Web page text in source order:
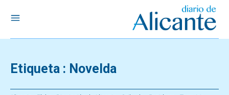
Etiqueta : Novelda